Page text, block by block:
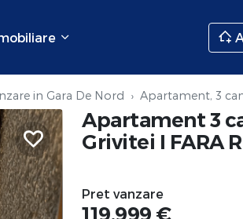
in Gara De Nord Apartament, 3
Apartament 3
Grivitei I FARA
Pret vanzare
119.999 €